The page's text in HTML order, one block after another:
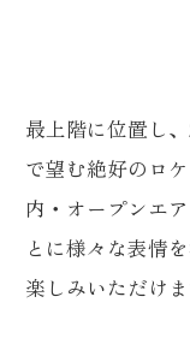
最上階に位置し
で望む絶好のロケ
内・オープンエ
とに様々な表情
楽しみいただけま